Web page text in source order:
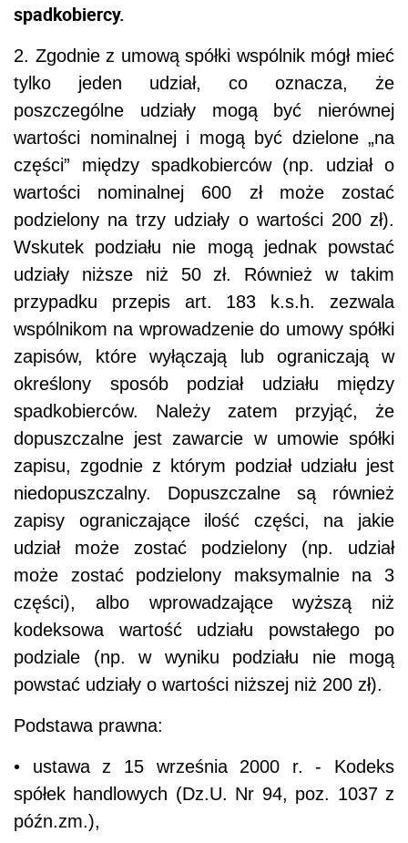
spadkobiercy.
2. Zgodnie z umową spółki wspólnik mógł mieć
tylko jeden udział, co oznacza, że
poszczególne udziały mogą być nierównej
wartości nominalnej i mogą być dzielone „na
części” między spadkobierców (np. udział o
wartości nominalnej 600 zł może zostać
podzielony na trzy udziały o wartości 200 zł).
Wskutek podziału nie mogą jednak powstać
udziały niższe niż 50 zł. Również w takim
przypadku przepis art. 183 k.s.h. zezwala
wspólnikom na wprowadzenie do umowy spółki
zapisów, które wyłączają lub ograniczają w
określony sposób podział udziału między
spadkobierców. Należy zatem przyjąć, że
dopuszczalne jest zawarcie w umowie spółki
zapisu, zgodnie z którym podział udziału jest
niedopuszczalny. Dopuszczalne są również
zapisy ograniczające ilość części, na jakie
udział może zostać podzielony (np. udział
może zostać podzielony maksymalnie na 3
części), albo wprowadzające wyższą niż
kodeksowa wartość udziału powstałego po
podziale (np. w wyniku podziału nie mogą
powstać udziały o wartości niższej niż 200 zł).
Podstawa prawna:
• ustawa z 15 września 2000 r. - Kodeks
spółek handlowych (Dz.U. Nr 94, poz. 1037 z
późn.zm.),